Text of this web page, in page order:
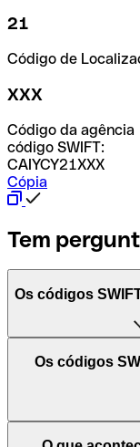
21
Código de
XXX
Código da agência
código SWIFT:
CAIYCY21XXX
Cópia
Tem
Os códigos
O acrónimo
Interbank
Mundiais)". Trata-
processam
Os códigos